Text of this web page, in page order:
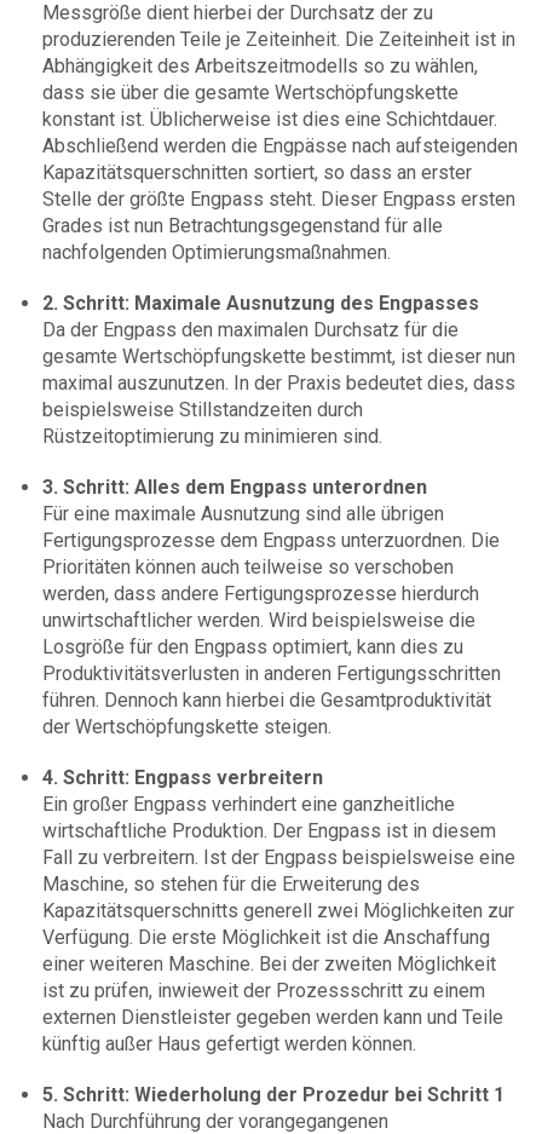
Messgröße dient hierbei der Durchsatz der zu
produzierenden Teile je Zeiteinheit. Die Zeiteinheit ist in
Abhängigkeit des Arbeitszeitmodells so zu wählen,
dass sie über die gesamte Wertschöpfungskette
konstant ist. Üblicherweise ist dies eine Schichtdauer.
Abschließend werden die Engpässe nach aufsteigenden
Kapazitätsquerschnitten sortiert, so dass an erster
Stelle der größte Engpass steht. Dieser Engpass ersten
Grades ist nun Betrachtungsgegenstand für alle
nachfolgenden Optimierungsmaßnahmen.
2. Schritt: Maximale Ausnutzung des Engpasses
Da der Engpass den maximalen Durchsatz für die
gesamte Wertschöpfungskette bestimmt, ist dieser nun
maximal auszunutzen. In der Praxis bedeutet dies, dass
beispielsweise Stillstandzeiten durch
Rüstzeitoptimierung zu minimieren sind.
3. Schritt: Alles dem Engpass unterordnen
Für eine maximale Ausnutzung sind alle übrigen
Fertigungsprozesse dem Engpass unterzuordnen. Die
Prioritäten können auch teilweise so verschoben
werden, dass andere Fertigungsprozesse hierdurch
unwirtschaftlicher werden. Wird beispielsweise die
Losgröße für den Engpass optimiert, kann dies zu
Produktivitätsverlusten in anderen Fertigungsschritten
führen. Dennoch kann hierbei die Gesamtproduktivität
der Wertschöpfungskette steigen.
4. Schritt: Engpass verbreitern
Ein großer Engpass verhindert eine ganzheitliche
wirtschaftliche Produktion. Der Engpass ist in diesem
Fall zu verbreitern. Ist der Engpass beispielsweise eine
Maschine, so stehen für die Erweiterung des
Kapazitätsquerschnitts generell zwei Möglichkeiten zur
Verfügung. Die erste Möglichkeit ist die Anschaffung
einer weiteren Maschine. Bei der zweiten Möglichkeit
ist zu prüfen, inwieweit der Prozessschritt zu einem
externen Dienstleister gegeben werden kann und Teile
künftig außer Haus gefertigt werden können.
5. Schritt: Wiederholung der Prozedur bei Schritt 1
Nach Durchführung der vorangegangenen